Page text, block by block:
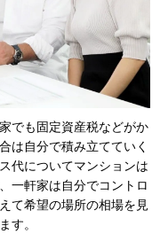
でも固定資産税などがか
は自分で積み立てていく
代についてマンションは
一軒家は自分でコントロ
て希望の場所の相場を見
す。